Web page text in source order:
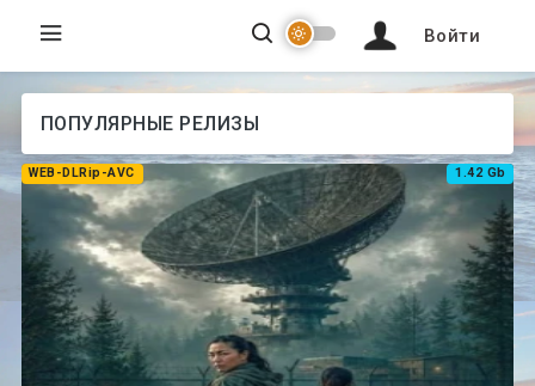
Войти
ПОПУЛЯРНЫЕ РЕЛИЗЫ
WEB-DLRip-AVC 1.42 Gb